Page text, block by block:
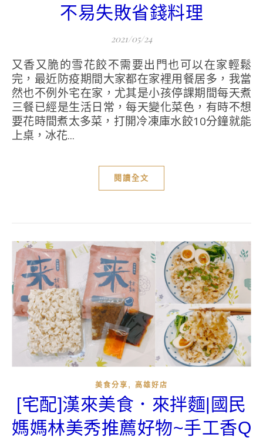
不易失敗省錢料理
2021/05/24
又香又脆的雪花餃不需要出門也可以在家輕鬆
完，最近防疫期間大家都在家裡用餐居多，我當
然也不例外宅在家，尤其是小孩停課期間每天煮
三餐已經是生活日常，每天變化菜色，有時不想
要花時間煮太多菜，打開冷凍庫水餃10分鐘就能
上桌，冰花...
閱讀全文
美食分享 , 高雄好店
[宅配]漢來美食．來拌麵|國民
媽媽林美秀推薦好物~手工香Q